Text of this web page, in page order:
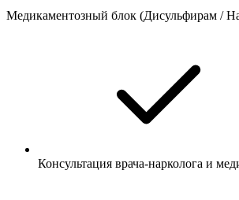
Медикаментозный блок (Дисульфирам /
Консультация врача-нарколога и